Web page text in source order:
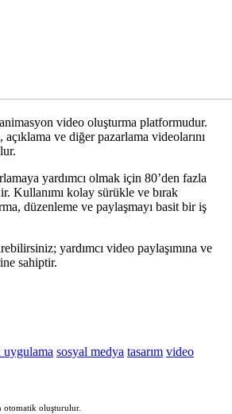
video oluşturma platformudur.
ve diğer pazarlama videolarını
yardımcı olmak için 80’den fazla
Kullanımı kolay sürükle ve bırak
düzenleme ve paylaşmayı basit bir iş
yardımcı video paylaşımına ve
sahiptir.
uygulama sosyal medya tasarım video
otomatik oluşturulur.